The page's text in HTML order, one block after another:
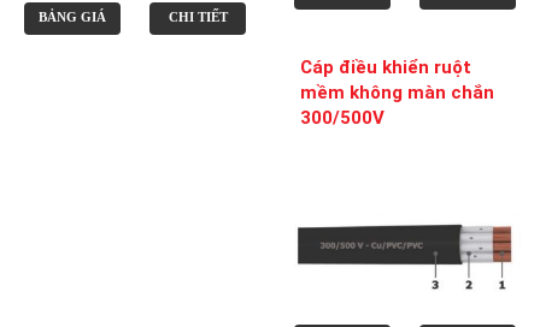
BẢNG GIÁ CHI TIẾT
Cáp điều khiển ruột
mềm không màn chắn
300/500V